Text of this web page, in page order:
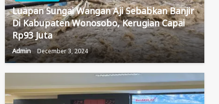
Luapan Sungai Wangan Aji Sebabkan Banjir
Di Kabupaten Wonosobo, Kerugian Capai
Rp93 Juta
Admin December 3, 2024